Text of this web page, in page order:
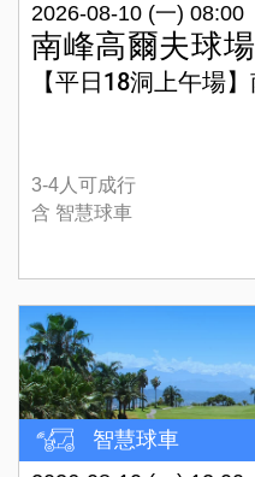
2026-08-10 (一) 08:00
南峰高爾夫球場
3-4人可成行
含 智慧球車
智慧球車